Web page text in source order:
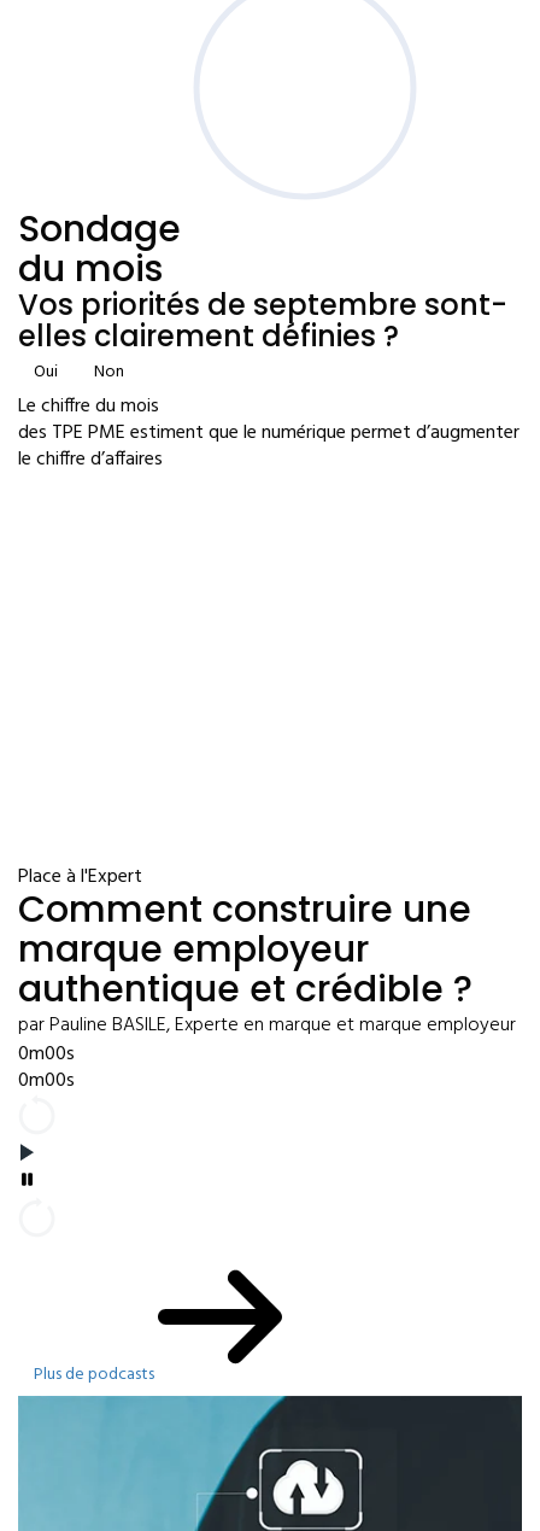
Sondage
du mois
Vos priorités de septembre sont-
elles clairement définies ?
Oui Non
Le chiffre du mois
des TPE PME estiment que le numérique permet d’augmenter
le chiffre d’affaires
Place à l'Expert
Comment construire une
marque employeur
authentique et crédible ?
par Pauline BASILE, Experte en marque et marque employeur
0m00s
0m00s
Plus de podcasts